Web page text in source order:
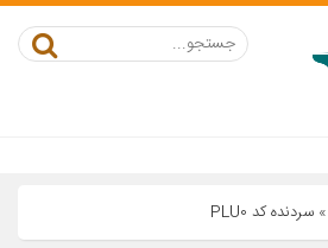
» سردنده کد PLU0